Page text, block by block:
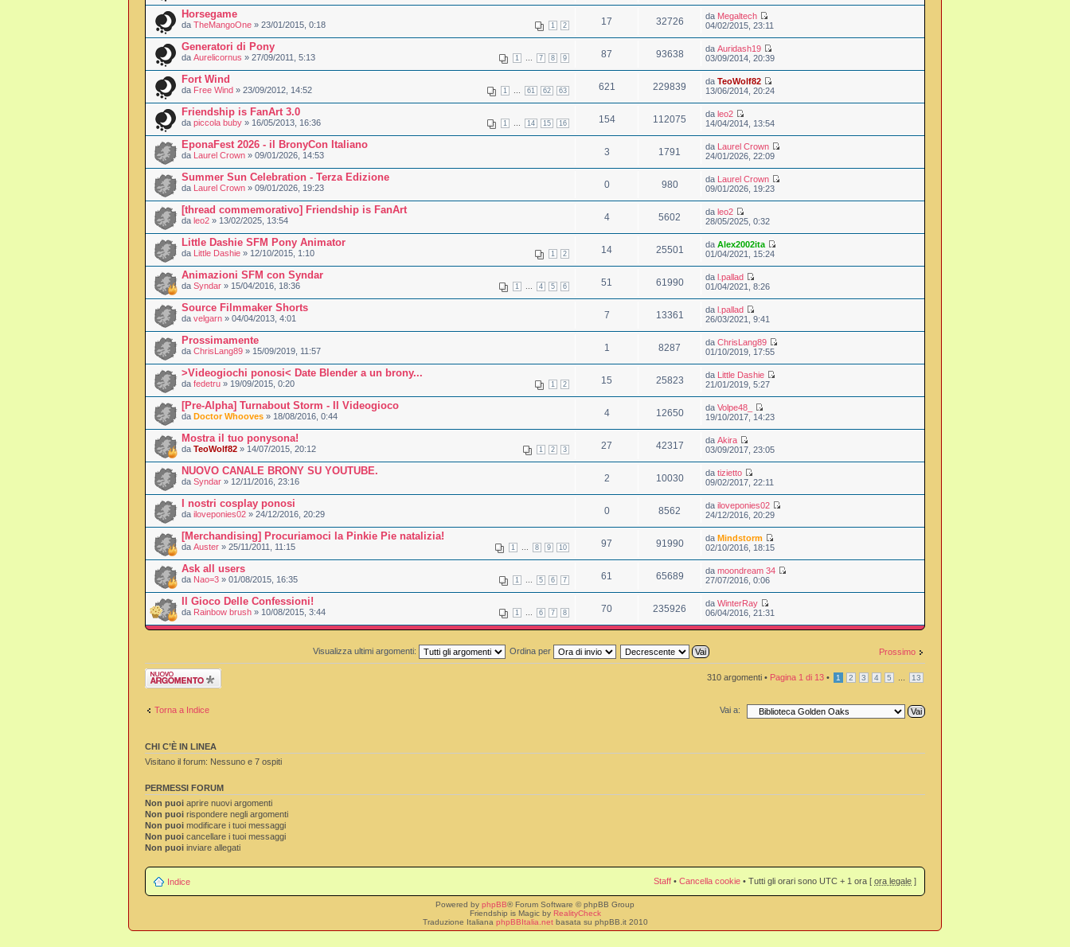
Horsegame
1 2
da TheMangoOne » 23/01/2015, 0:18 17 32726 da Megaltech
04/02/2015, 23:11
Generatori di Pony
1 7 8 9
da Aurelicornus » 27/09/2011, 5:13 87 93638 daAuridash19
03/09/2014, 20:39
Fort Wind
1 61 62 63
da Free Wind » 23/09/2012, 14:52 621 229839 daTeoWolf82
13/06/2014, 20:24
Friendship is FanArt 3.0
1 14 15 16
da piccola buby » 16/05/2013, 16:36 154 112075 daleo2
14/04/2014, 13:54
EponaFest 2026 - il BronyCon Italiano
da Laurel Crown » 09/01/2026, 14:53 3 1791 da Laurel Crown
24/01/2026, 22:09
Summer Sun Celebration - Terza Edizione
da Laurel Crown » 09/01/2026, 19:23 0 980 da Laurel Crown
09/01/2026, 19:23
[thread commemorativo] Friendship is FanArt
da leo2 » 13/02/2025, 13:54 4 5602 daleo2
28/05/2025, 0:32
Little Dashie SFM Pony Animator
1 2
da Little Dashie » 12/10/2015, 1:10 14 25501 daAlex2002ita
01/04/2021, 15:24
Animazioni SFM con Syndar
1 4 5 6
da Syndar » 15/04/2016, 18:36 51 61990 dal.pallad
01/04/2021, 8:26
Source Filmmaker Shorts
da velgarn » 04/04/2013, 4:01 7 13361 dal.pallad
26/03/2021, 9:41
Prossimamente
da ChrisLang89 » 15/09/2019, 11:57 1 8287 daChrisLang89
01/10/2019, 17:55
>Videogiochi ponosi< Date Blender a un brony...
1 2
da fedetru » 19/09/2015, 0:20 15 25823 da Little Dashie
21/01/2019, 5:27
[Pre-Alpha] Turnabout Storm - Il Videogioco
da Doctor Whooves » 18/08/2016, 0:44 4 12650 daVolpe48_
19/10/2017, 14:23
Mostra il tuo ponysona!
1 2 3
da TeoWolf82 » 14/07/2015, 20:12 27 42317 daAkira
03/09/2017, 23:05
NUOVO CANALE BRONY SU YOUTUBE.
da Syndar » 12/11/2016, 23:16 2 10030 datizietto
09/02/2017, 22:11
I nostri cosplay ponosi
da iloveponies02 » 24/12/2016, 20:29 0 8562 dailoveponies02
24/12/2016, 20:29
[Merchandising] Procuriamoci la Pinkie Pie natalizia!
1 8 9 10
da Auster » 25/11/2011, 11:15 97 91990 daMindstorm
02/10/2016, 18:15
Ask all users
1 5 6 7
da Nao=3 » 01/08/2015, 16:35 61 65689 damoondream 34
27/07/2016, 0:06
Il Gioco Delle Confessioni!
1 6 7 8
da Rainbow brush » 10/08/2015, 3:44 70 235926 daWinterRay
06/04/2016, 21:31
Prossimo
Visualizza ultimi argomenti: Ordina per
Scrivi un nuovo
argomento
310 argomenti • Pagina 1 di 13 • 1 2 3 4 5 13
Torna a Indice Vai a:
CHI C’È IN LINEA
Visitano il forum: Nessuno e 7 ospiti
PERMESSI FORUM
Non puoi aprire nuovi argomenti
Non puoi rispondere negli argomenti
Non puoi modificare i tuoi messaggi
Non puoi cancellare i tuoi messaggi
Non puoi inviare allegati
Indice Staff • Cancella cookie • Tutti gli orari sono UTC + 1 ora [ ora legale ]
Powered by phpBB® Forum Software © phpBB Group
Friendship is Magic by RealityCheck
Traduzione Italiana phpBBItalia.netbasata su phpBB.it 2010